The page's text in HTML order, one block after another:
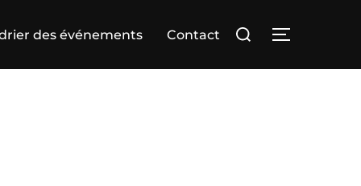
des événements Contact
Rechercher :